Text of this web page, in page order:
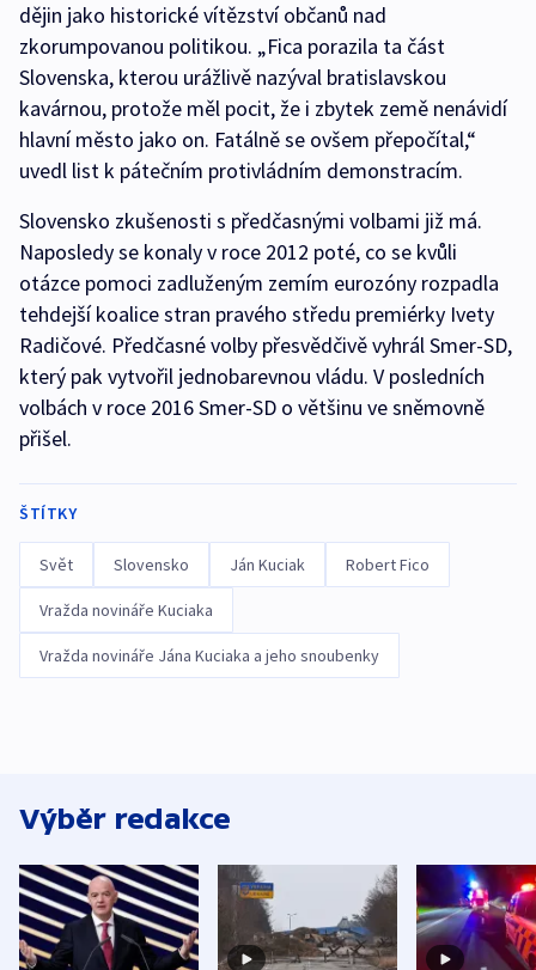
dějin jako historické vítězství občanů nad
zkorumpovanou politikou. „Fica porazila ta část
Slovenska, kterou urážlivě nazýval bratislavskou
kavárnou, protože měl pocit, že i zbytek země nenávidí
hlavní město jako on. Fatálně se ovšem přepočítal,“
uvedl list k pátečním protivládním demonstracím.
Slovensko zkušenosti s předčasnými volbami již má.
Naposledy se konaly v roce 2012 poté, co se kvůli
otázce pomoci zadluženým zemím eurozóny rozpadla
tehdejší koalice stran pravého středu premiérky Ivety
Radičové. Předčasné volby přesvědčivě vyhrál Smer-SD,
který pak vytvořil jednobarevnou vládu. V posledních
volbách v roce 2016 Smer-SD o většinu ve sněmovně
přišel.
ŠTÍTKY
Svět Slovensko Ján Kuciak Robert Fico
Vražda novináře Kuciaka
Vražda novináře Jána Kuciaka a jeho snoubenky
Výběr redakce